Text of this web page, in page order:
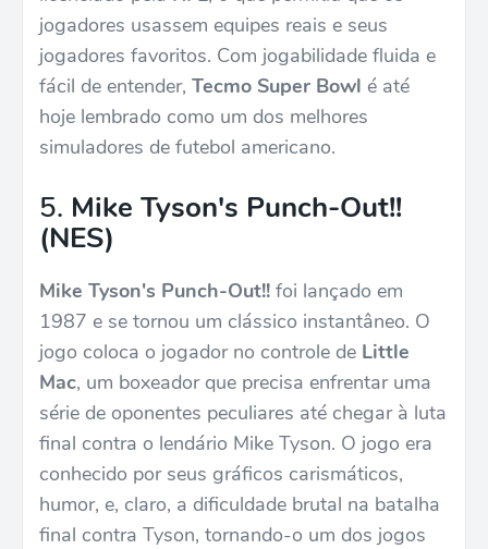
jogadores usassem equipes reais e seus
jogadores favoritos. Com jogabilidade fluida e
fácil de entender, Tecmo Super Bowl é até
hoje lembrado como um dos melhores
simuladores de futebol americano.
5. Mike Tyson's Punch-Out!!
(NES)
Mike Tyson's Punch-Out!! foi lançado em
1987 e se tornou um clássico instantâneo. O
jogo coloca o jogador no controle de Little
Mac, um boxeador que precisa enfrentar uma
série de oponentes peculiares até chegar à luta
final contra o lendário Mike Tyson. O jogo era
conhecido por seus gráficos carismáticos,
humor, e, claro, a dificuldade brutal na batalha
final contra Tyson, tornando-o um dos jogos